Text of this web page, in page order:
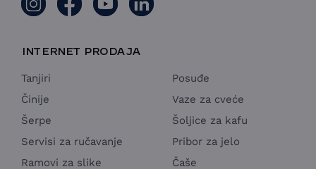
INTERNET PRODAJA
Tanjiri
Činije
Šerpe
Servisi za ručavanje
Ramovi za slike
Posuđe
Vaze za cveće
Šoljice za kafu
Pribor za jelo
Čaše